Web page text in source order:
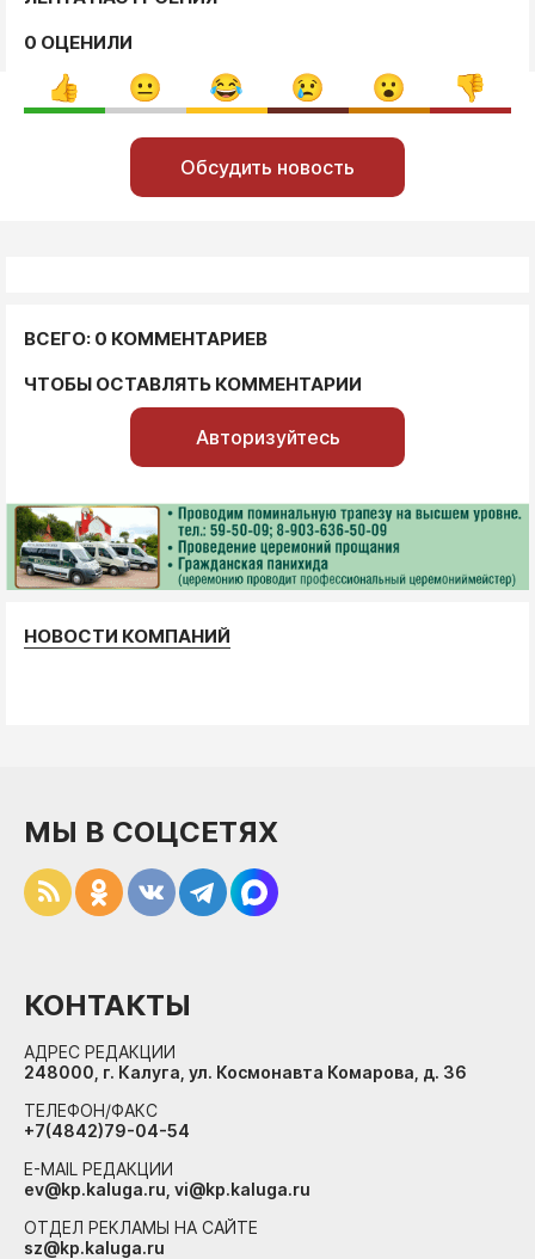
0 ОЦЕНИЛИ
Обсудить новость
ВСЕГО: 0 КОММЕНТАРИЕВ
ЧТОБЫ ОСТАВЛЯТЬ КОММЕНТАРИИ
Авторизуйтесь
НОВОСТИ КОМПАНИЙ
МЫ В СОЦСЕТЯХ
КОНТАКТЫ
АДРЕС РЕДАКЦИИ
248000, г. Калуга, ул. Космонавта Комарова, д. 36
ТЕЛЕФОН/ФАКС
+7(4842)79-04-54
E-MAIL РЕДАКЦИИ
ev@kp.kaluga.ru, vi@kp.kaluga.ru
ОТДЕЛ РЕКЛАМЫ НА САЙТЕ
sz@kp.kaluga.ru